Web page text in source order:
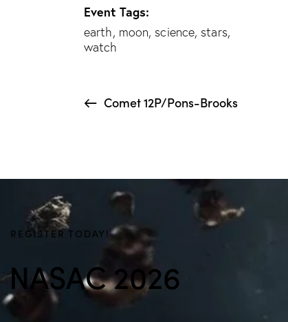
Event Tags:
earth, moon,science,stars,
watch
Comet 12P/Pons-Brooks
REGISTER TODAY!
NASAC 2026